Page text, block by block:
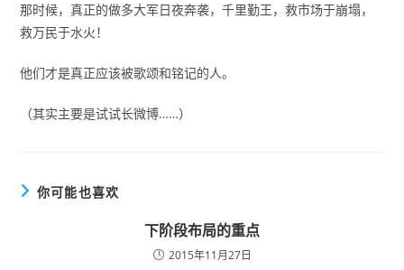
那时候，真正的做多大军日夜奔袭，千里勤王，救市场于崩塌，
救万民于水火！
他们才是真正应该被歌颂和铭记的人。
（其实主要是试试长微博……）
你可能也喜欢
下阶段布局的重点
2015年11月27日